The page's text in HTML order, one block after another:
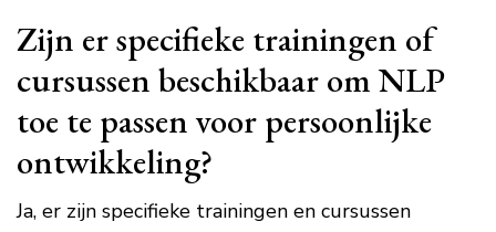
Zijn er specifieke trainingen of
cursussen beschikbaar om NLP
toe te passen voor persoonlijke
ontwikkeling?
Ja, er zijn specifieke trainingen en cursussen